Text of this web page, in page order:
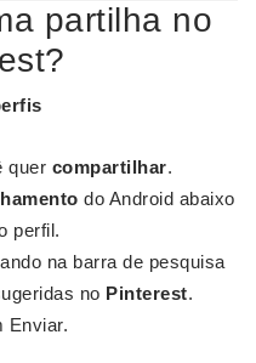
partilha no
quer compartilhar.
do Android abaixo
perfil.
na barra de pesquisa
no Pinterest.
Enviar.